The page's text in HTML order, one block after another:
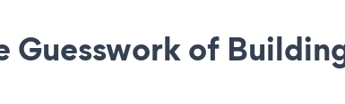
Guesswork of